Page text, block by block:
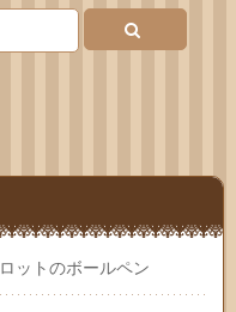
ットのボールペン